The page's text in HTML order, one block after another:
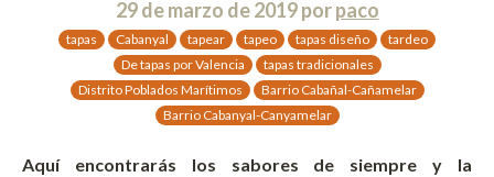
29 de marzo de 2019porpaco
tapas Cabanyal tapear tapeo tapas diseño
tardeo
De tapas por Valencia
tapas tradicionales
Distrito Poblados Marítimos
Barrio Cabañal-Cañamelar
Barrio Cabanyal-Canyamelar
Aquí encontrarás los sabores de siempre y la